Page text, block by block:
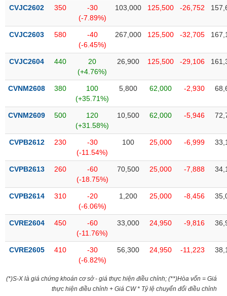
CVJC2602 350
-30
(-7.89%)
103,000 125,500 -26,752
CVJC2603 580
-40
(-6.45%)
267,000 125,500 -32,705
CVJC2604 440
20
(+4.76%)
26,900 125,500 -29,106
CVNM2608 380
100
(+35.71%)
5,800 62,000 -2,930
CVNM2609 500
120
(+31.58%)
10,500 62,000 -5,946
CVPB2612 230
-30
(-11.54%)
100 25,000 -6,999
CVPB2613 260
-60
(-18.75%)
70,500 25,000 -7,888
CVPB2614 310
-20
(-6.06%)
1,200 25,000 -8,456
CVRE2604 450
-60
(-11.76%)
33,000 24,950 -9,816
CVRE2605 410
-30
(-6.82%)
56,300 24,950 -11,223
(*)S-X là giá chứng khoán cơ sở - giá thực hiện điều chỉnh; (**)Hòa vốn = Giá
thực hiện điều chỉnh + Giá CW * Tỷ lệ chuyển đổi điều chỉnh